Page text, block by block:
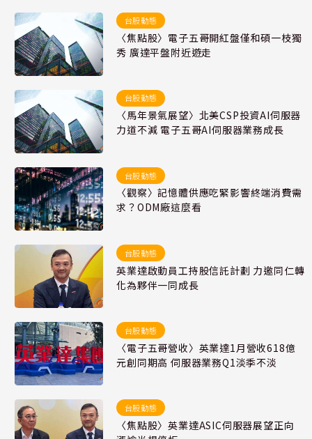
台股動態
〈焦點股〉電子五哥開紅盤僅和碩一枝獨
秀 廣達平盤附近遊走
台股動態
〈馬年景氣展望〉北美CSP投資AI伺服器
力道不減 電子五哥AI伺服器業務成長
台股動態
〈觀察〉記憶體供應吃緊影響終端消費需
求？ODM廠這麼看
台股動態
英業達啟動員工持股信託計劃 力邀同仁轉
化為夥伴一同成長
台股動態
〈電子五哥營收〉英業達1月營收618億
元創同期高 伺服器業務Q1淡季不淡
台股動態
〈焦點股〉英業達ASIC伺服器展望正向